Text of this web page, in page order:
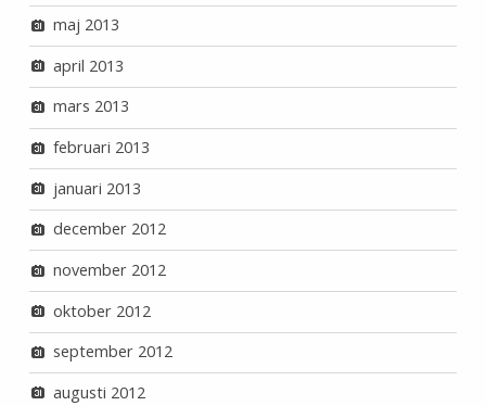
maj 2013
april 2013
mars 2013
februari 2013
januari 2013
december 2012
november 2012
oktober 2012
september 2012
augusti 2012